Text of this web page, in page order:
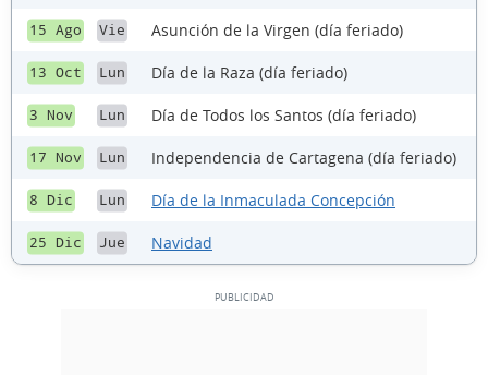
15 Ago Vie Asunción de la Virgen (día feriado)
13 Oct Lun Día de la Raza (día feriado)
3 Nov Lun Día de Todos los Santos (día feriado)
17 Nov Lun Independencia de Cartagena (día feriado)
8 Dic Lun Día de la Inmaculada Concepción
25 Dic Jue Navidad